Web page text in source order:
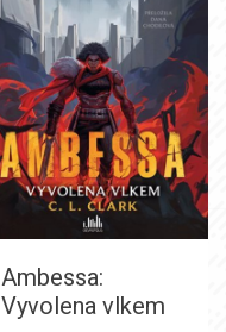
Ambessa:
Vyvolena vlkem